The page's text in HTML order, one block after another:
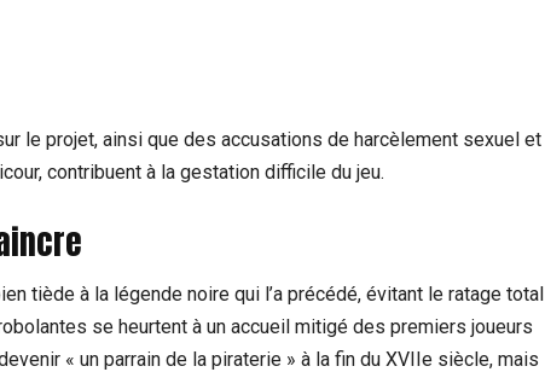
le projet, ainsi que des accusations de harcèlement sexuel et
contribuent à la gestation difficile du jeu.
tiède à la légende noire qui l’a précédé, évitant le ratage total
se heurtent à un accueil mitigé des premiers joueurs
« un parrain de la piraterie » à la fin du XVIIe siècle, mais